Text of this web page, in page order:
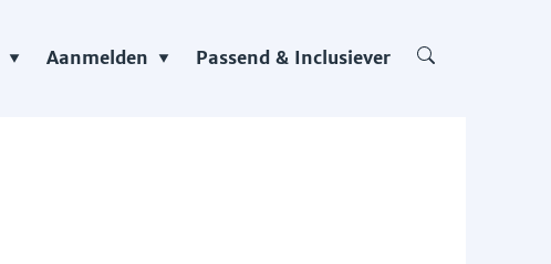
Aanmelden Passend & Inclusiever